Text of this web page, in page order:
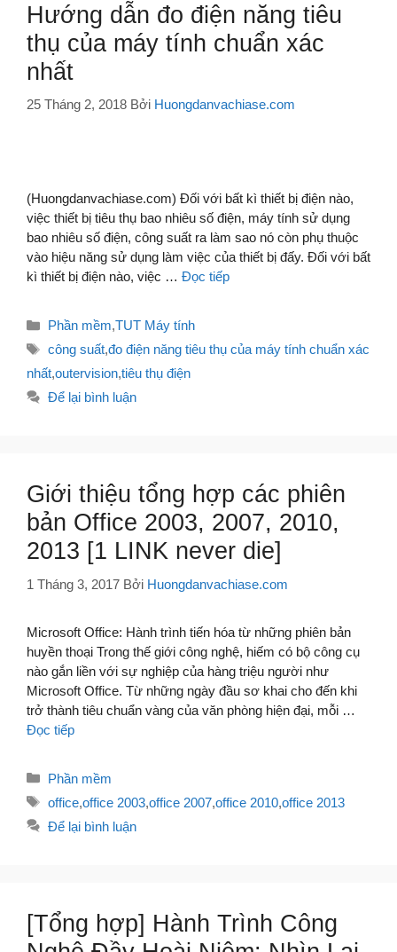
Hướng dẫn đo điện năng tiêu
thụ của máy tính chuẩn xác
nhất
25 Tháng 2, 2018 Bởi Huongdanvachiase.com
(Huongdanvachiase.com) Đối với bất kì thiết bị điện nào,
việc thiết bị tiêu thụ bao nhiêu số điện, máy tính sử dụng
bao nhiêu số điện, công suất ra làm sao nó còn phụ thuộc
vào hiệu năng sử dụng làm việc của thiết bị đấy. Đối với bất
kì thiết bị điện nào, việc … Đọc tiếp
Danh
mục
Phần mềm,TUT Máy tính
Thẻ
công suất,đo điện năng tiêu thụ của máy tính chuẩn xác
nhất,outervision,tiêu thụ điện
Để lại bình luận
Giới thiệu tổng hợp các phiên
bản Office 2003, 2007, 2010,
2013 [1 LINK never die]
1 Tháng 3, 2017 Bởi Huongdanvachiase.com
Microsoft Office: Hành trình tiến hóa từ những phiên bản
huyền thoại Trong thế giới công nghệ, hiếm có bộ công cụ
nào gắn liền với sự nghiệp của hàng triệu người như
Microsoft Office. Từ những ngày đầu sơ khai cho đến khi
trở thành tiêu chuẩn vàng của văn phòng hiện đại, mỗi …
Đọc tiếp
Danh
mục
Phần mềm
Thẻ
office,office 2003,office 2007,office 2010,office 2013
Để lại bình luận
[Tổng hợp] Hành Trình Công